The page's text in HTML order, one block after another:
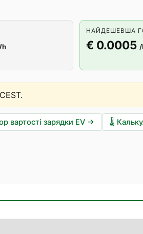
НАЙДЕШЕВША
€ 0.0005
.
вартості зарядки EV → 🌡️